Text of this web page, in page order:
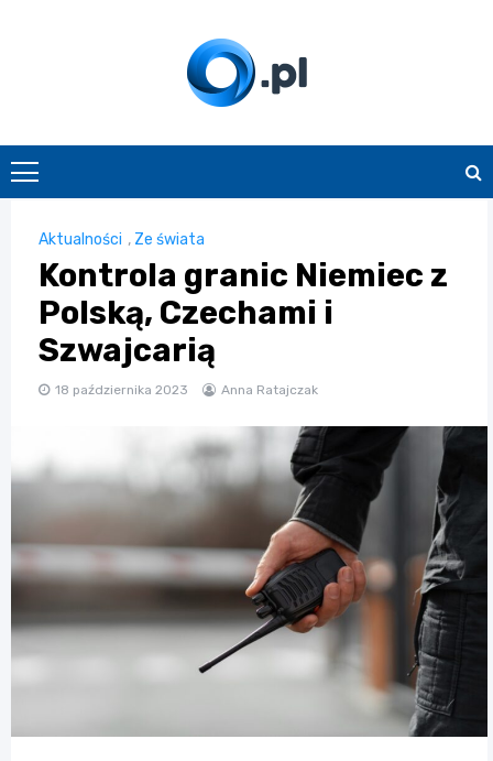
O.pl
Aktualności , Ze świata
Kontrola granic Niemiec z
Polską, Czechami i
Szwajcarią
18 października 2023 Anna Ratajczak